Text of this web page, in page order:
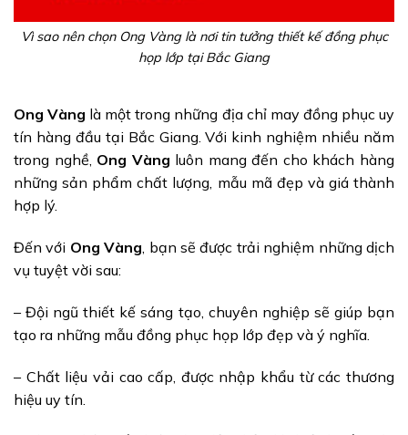
Vì sao nên chọn Ong Vàng là nơi tin tưởng thiết kế đồng phục
họp lớp tại Bắc Giang
Ong Vàng là một trong những địa chỉ may đồng phục uy
tín hàng đầu tại Bắc Giang. Với kinh nghiệm nhiều năm
trong nghề, Ong Vàng luôn mang đến cho khách hàng
những sản phẩm chất lượng, mẫu mã đẹp và giá thành
hợp lý.
Đến với Ong Vàng , bạn sẽ được trải nghiệm những dịch
vụ tuyệt vời sau:
– Đội ngũ thiết kế sáng tạo, chuyên nghiệp sẽ giúp bạn
tạo ra những mẫu đồng phục họp lớp đẹp và ý nghĩa.
– Chất liệu vải cao cấp, được nhập khẩu từ các thương
hiệu uy tín.